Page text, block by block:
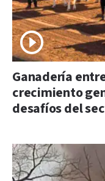
Ganadería
crecimiento
desafíos del